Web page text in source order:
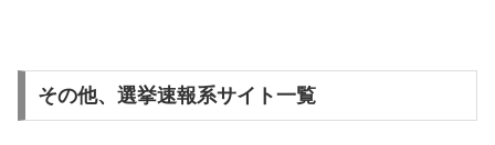
その他、選挙速報系サイト一覧